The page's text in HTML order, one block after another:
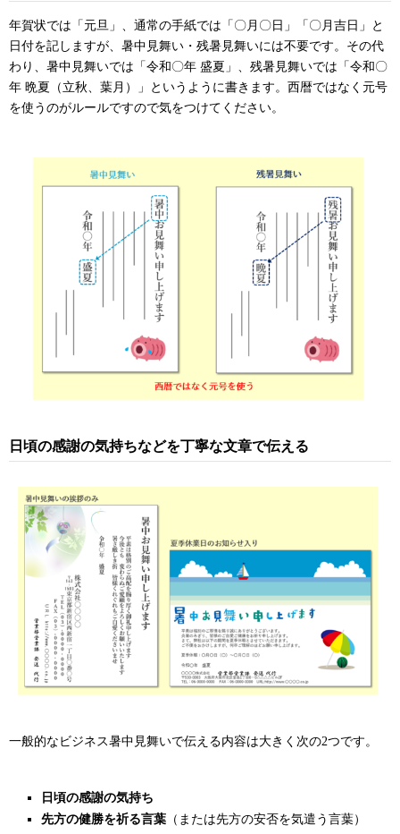
年賀状では「元旦」、通常の手紙では「〇月〇日」「〇月吉日」と
日付を記しますが、暑中見舞い・残暑見舞いには不要です。その代
わり、暑中見舞いでは「令和〇年 盛夏」、残暑見舞いでは「令和〇
年 晩夏（立秋、葉月）」というように書きます。西暦ではなく元号
を使うのがルールですので気をつけてください。
日頃の感謝の気持ちなどを丁寧な文章で伝える
一般的なビジネス暑中見舞いで伝える内容は大きく次の2つです。
日頃の感謝の気持ち
先方の健勝を祈る言葉 （または先方の安否を気遣う言葉）